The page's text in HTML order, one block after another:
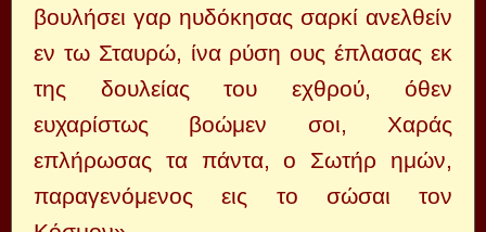
βουλήσει γαρ ηυδόκησας σαρκί ανελθείν
εν τω Σταυρώ, ίνα ρύση ους έπλασας εκ
της δουλείας του εχθρού, όθεν
ευχαρίστως βοώμεν σοι, Χαράς
επλήρωσας τα πάντα, ο Σωτήρ ημών,
παραγενόμενος εις το σώσαι τον